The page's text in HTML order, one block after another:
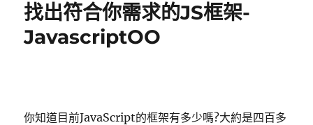
找出符合你需求的JS框架-
JavascriptOO
你知道目前JavaScript的框架有多少嗎?大約是四百多